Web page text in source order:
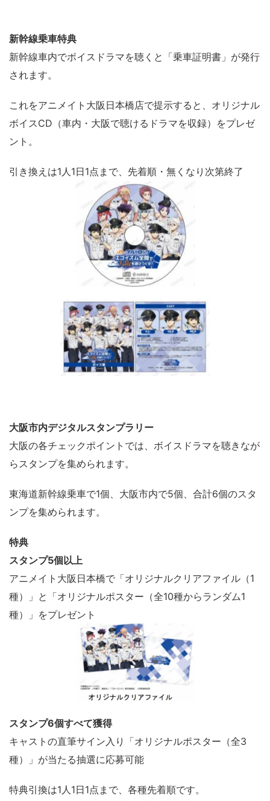
新幹線乗車特典
新幹線車内でボイスドラマを聴くと「乗車証明書」が発行
されます。
これをアニメイト大阪日本橋店で提示すると、オリジナル
ボイスCD（車内・大阪で聴けるドラマを収録）をプレゼ
ント。
引き換えは1人1日1点まで、先着順・無くなり次第終了
大阪市内デジタルスタンプラリー
大阪の各チェックポイントでは、ボイスドラマを聴きなが
らスタンプを集められます。
東海道新幹線乗車で1個、大阪市内で5個、合計6個のスタ
ンプを集められます。
特典
スタンプ5個以上
アニメイト大阪日本橋で「オリジナルクリアファイル（1
種）」と「オリジナルポスター（全10種からランダム1
種）」をプレゼント
スタンプ6個すべて獲得
キャストの直筆サイン入り「オリジナルポスター（全3
種）」が当たる抽選に応募可能
特典引換は1人1日1点まで、各種先着順です。